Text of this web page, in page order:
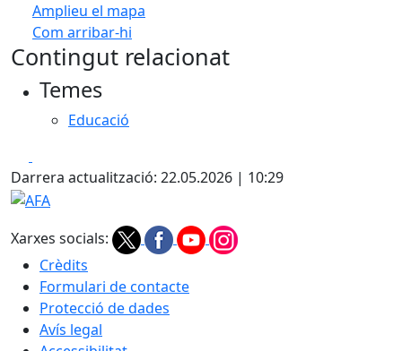
Amplieu el mapa
Com arribar-hi
+
Contingut relacionat
Temes
Educació
Darrera actualització: 22.05.2026 | 10:29
AFA
Xarxes socials:
Crèdits
Formulari de contacte
Protecció de dades
Avís legal